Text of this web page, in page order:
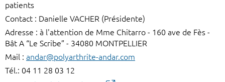
patients
Contact : Danielle VACHER (Présidente)
Adresse : à l'attention de Mme Chitarro - 160 ave de Fès -
Bât A “Le Scribe” - 34080 MONTPELLIER
Mail : andar@polyarthrite-andar.com
Tél.: 04 11 28 03 12